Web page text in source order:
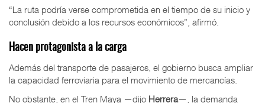
“La ruta podría verse comprometida en el tiempo de su inicio y
conclusión debido a los recursos económicos”, afirmó.
Hacen protagonista a la carga
Además del transporte de pasajeros, el gobierno busca ampliar
la capacidad ferroviaria para el movimiento de mercancías.
No obstante, en el Tren Maya —dijo Herrera—, la demanda